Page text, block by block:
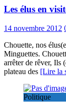
Les élus en
14 novembre 2012
Chouette, nos
Minguettes.
arrêter de rêver, Ils
plateau des [Lire la
Politique